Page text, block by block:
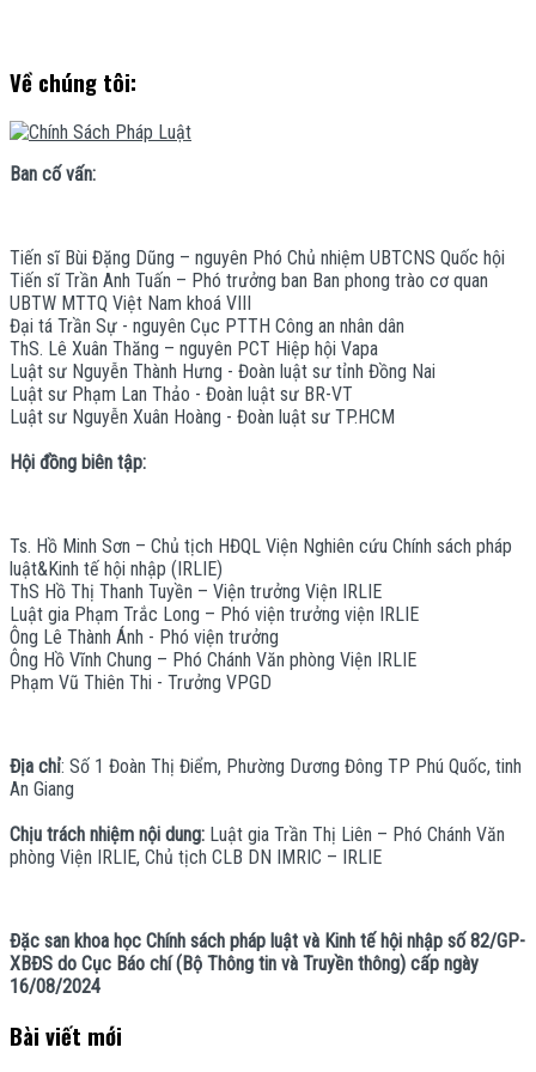
Về chúng tôi:
Ban cố vấn:
Tiến sĩ Bùi Đặng Dũng – nguyên Phó Chủ nhiệm UBTCNS Quốc hội
Tiến sĩ Trần Anh Tuấn – Phó trưởng ban Ban phong trào cơ quan
UBTW MTTQ Việt Nam khoá VIII
Đại tá Trần Sự - nguyên Cục PTTH Công an nhân dân
ThS. Lê Xuân Thăng – nguyên PCT Hiệp hội Vapa
Luật sư Nguyễn Thành Hưng - Đoàn luật sư tỉnh Đồng Nai
Luật sư Phạm Lan Thảo - Đoàn luật sư BR-VT
Luật sư Nguyễn Xuân Hoàng - Đoàn luật sư TP.HCM
Hội đồng biên tập:
Ts. Hồ Minh Sơn – Chủ tịch HĐQL Viện Nghiên cứu Chính sách pháp
luật&Kinh tế hội nhập (IRLIE)
ThS Hồ Thị Thanh Tuyền – Viện trưởng Viện IRLIE
Luật gia Phạm Trắc Long – Phó viện trưởng viện IRLIE
Ông Lê Thành Ánh - Phó viện trưởng
Ông Hồ Vĩnh Chung – Phó Chánh Văn phòng Viện IRLIE
Phạm Vũ Thiên Thi - Trưởng VPGD
Địa chỉ: Số 1 Đoàn Thị Điểm, Phường Dương Đông TP Phú Quốc, tinh
An Giang
Chịu trách nhiệm nội dung: Luật gia Trần Thị Liên – Phó Chánh Văn
phòng Viện IRLIE, Chủ tịch CLB DN IMRIC – IRLIE
Đặc san khoa học Chính sách pháp luật và Kinh tế hội nhập số 82/GP-
XBĐS do Cục Báo chí (Bộ Thông tin và Truyền thông) cấp ngày
16/08/2024
Bài viết mới